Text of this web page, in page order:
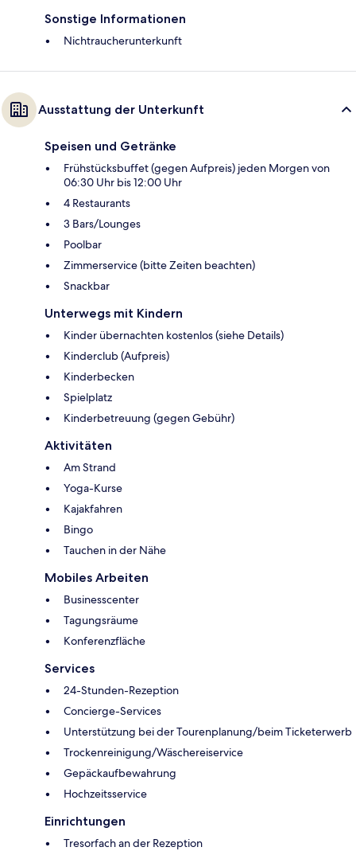
Sonstige Informationen
Nichtraucherunterkunft
Ausstattung der Unterkunft
Speisen und Getränke
Frühstücksbuffet (gegen Aufpreis) jeden Morgen von
06:30 Uhr bis 12:00 Uhr
4 Restaurants
3 Bars/Lounges
Poolbar
Zimmerservice (bitte Zeiten beachten)
Snackbar
Unterwegs mit Kindern
Kinder übernachten kostenlos (siehe Details)
Kinderclub (Aufpreis)
Kinderbecken
Spielplatz
Kinderbetreuung (gegen Gebühr)
Aktivitäten
Am Strand
Yoga-Kurse
Kajakfahren
Bingo
Tauchen in der Nähe
Mobiles Arbeiten
Businesscenter
Tagungsräume
Konferenzfläche
Services
24-Stunden-Rezeption
Concierge-Services
Unterstützung bei der Tourenplanung/beim Ticketerwerb
Trockenreinigung/Wäschereiservice
Gepäckaufbewahrung
Hochzeitsservice
Einrichtungen
Tresorfach an der Rezeption